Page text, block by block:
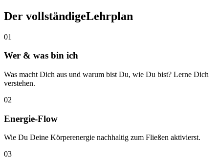
Der vollständigeLehrplan
01
Wer & was bin ich
Was macht Dich aus und warum bist Du, wie Du bist? Lerne Dich
verstehen.
02
Energie‑Flow
Wie Du Deine Körperenergie nachhaltig zum Fließen aktivierst.
03